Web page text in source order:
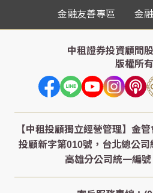
金融友善專區 金
中租證券投資顧問
版權所有